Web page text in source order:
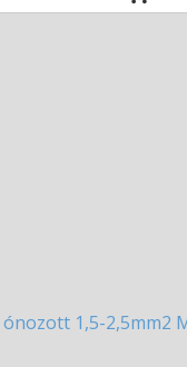
1,5-2,5mm2